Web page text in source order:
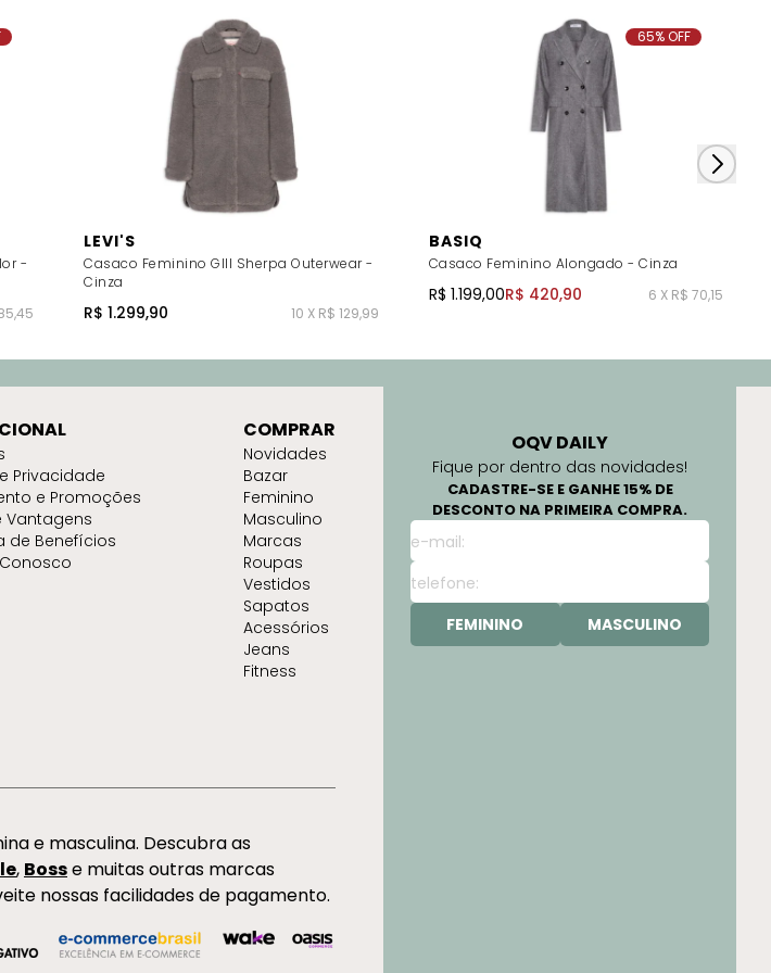
-
LEVI'S
Casaco Feminino GIII Sherpa Outerwear -
Cinza
R$ 1.299,90 10 X R$ 129,99
BASIQ
Casaco Feminino Alongado - Cinza
R$ 1.199,00R$ 420,90 6 X R$ 70,15
65% OFF
OQV DAILY
Fique por dentro das novidades!
CADASTRE-SE E GANHE 15% DE
DESCONTO NA PRIMEIRA COMPRA.
FEMININO MASCULINO
Privacidade
e Promoções
Vantagens
de Benefícios
COMPRAR
Novidades
Bazar
Feminino
Masculino
Marcas
Roupas
Vestidos
Sapatos
Acessórios
Jeans
Fitness
e masculina. Descubra as
, Bosse muitas outras marcas
nossas facilidades de pagamento.